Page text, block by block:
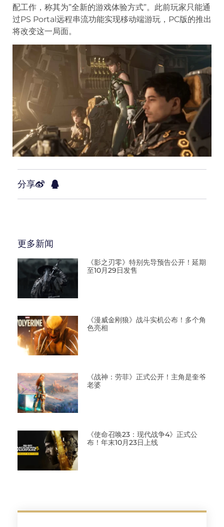
配工作，称其为”全新的游戏体验方式”。此前玩家只能通
过PS Portal远程串流功能实现移动端游玩，PC版的推出
将改变这一局面。
分享
更多新闻
《影之刃零》特别先导预告公开！延期
至10月29日发售
《漫威金刚狼》战斗实机公布！多个角
色亮相
《战神：劳菲》正式公开！主角是奎爷
老婆
《使命召唤23：现代战争4》正式公
布！年末10月23日上线